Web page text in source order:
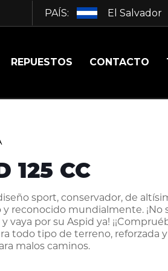
PAÍS: El Salvador
REPUESTOS CONTACTO
125 CC
sport, conservador, de
reconocido mundialmente. ¡No
vaya por su Aspid ya!
todo tipo de terreno, reforzada y
malos caminos.